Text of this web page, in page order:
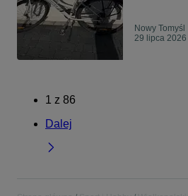
Nowy Tomyśl
29 lipca 2026
1 z 86
Dalej